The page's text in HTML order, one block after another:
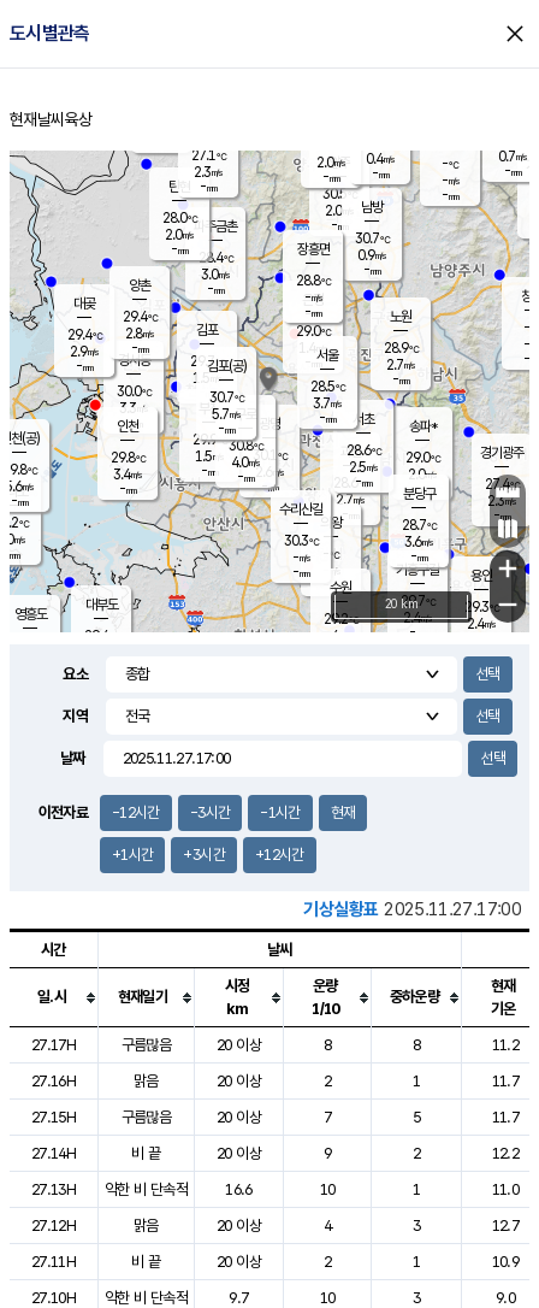
도시별관측 close
홈
현재날씨 육상
의도
℃
m/s
mm
영흥도
양주
30.5℃
2.0
-mm
과천
28.6℃
2.7m/s
- mm
용인
29.3℃
2.4m/s
경기광주
27.4℃
2.3m/s
-mm
4.0m/s
대부도
29.4
경서동
30.0℃
3.3 m/s
-mm
파주금촌
28.4℃
3.0m/s
-mm
-℃
-m/s
-mm
대곶
29.4℃
2.9m/s
-mm
창
-
-m/
-
탄현
28.0℃
2.0m/s
-mm
0.7m/s
-mm
의왕
- ℃
m/s
mm
김포
29.7℃
1.5 m/s
mm
광명
30.1
℃
2.6 m/s
-mm
부천
29.9℃
1.5m/s
-mm
양촌
29.4℃
2.8m/s
-mm
구로
30.8℃
4.0m/s
-mm
은평
29.0℃
1.4 m/s
- mm
노원
28.9℃
2.7m/s
-mm
송파*
29.0℃
2.0m/s
-mm
서초
28.6℃
2.5m/s
-mm
남방
30.7℃
0.9m/s
-mm
기흥구갈
29.7℃
2.4m/s
-
수리산길
30.3℃
-m/s
-mm
분당구
28.7℃
3.6m/s
-mm
장흥면
28.8℃
-m/s
-mm
2.0m/s
-mm
인천(공)
29.8℃
5.6m/s
-mm
김포(공)
30.7℃
5.7m/s
-mm
수원
29.2℃
4 m/s
인천
29.8℃
3.4m/s
-mm
서울
28.5℃
3.7m/s
-mm
27.1℃
2.3m/s
-mm
0.4m/s
-mm
+
−
20 km
요소
지역
날짜
이전자료 -12시간 -3시간 -1시간 현재
+1시간 +3시간 +12시간
기상실황표 2025.11.27.17:00
도시별 기상실황표로 지점, 날씨, 기온, 강수, 바람, 기압등을 안내한 표입
시간 날씨
일.시 현재일기
시정
km
운량
1/10
중하운량
현재
기온
27.17H
구름많음 20 이상 8 8
11.2
27.16H
맑음 20 이상 2 1
11.7
27.15H
구름많음 20 이상 7 5
11.7
27.14H
비 끝 20 이상 9 2
12.2
27.13H
약한 비 단속적 16.6 10 1
11.0
27.12H
맑음 20 이상 4 3
12.7
27.11H
비 끝 20 이상 2 1
10.9
27.10H
약한 비 단속적 9.7 10 3
9.0